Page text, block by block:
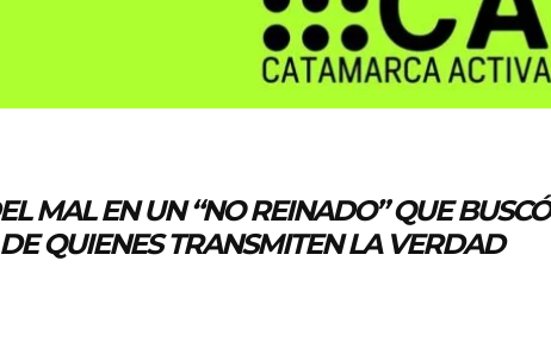
MAL EN UN “NO REINADO” QUE BUSCÓ
QUIENES TRANSMITEN LA VERDAD